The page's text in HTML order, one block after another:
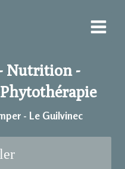
Nutrition -
Phytothérapie
- Le Guilvinec